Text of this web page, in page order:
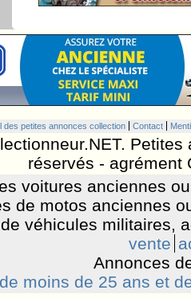
des petites annonces collection Contact
réservés - agrément
voitures anciennes
de motos anciennes
véhicules militaires,
vente
Annonces
moins de 25 ans et